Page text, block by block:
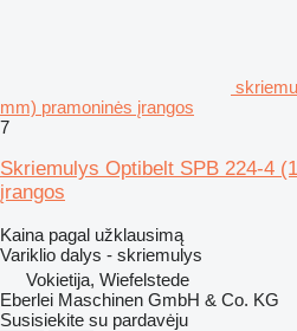
mm) pramoninės įrangos
7
Skriemulys Optibelt SPB 224-4
įrangos
Kaina pagal užklausimą
Variklio dalys - skriemulys
Vokietija, Wiefelstede
Eberlei Maschinen GmbH & Co. KG
Susisiekite su pardavėju